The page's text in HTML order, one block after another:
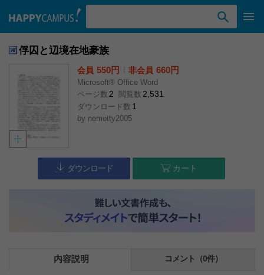
俘囚と辺境在地豪族
会員 550円 非会員 660円
Microsoft® Office Word
ページ数 2 閲覧数 2,531
ダウンロード数 1
by nemotty2005
ダウンロード カート
内容説明 コメント（0件）